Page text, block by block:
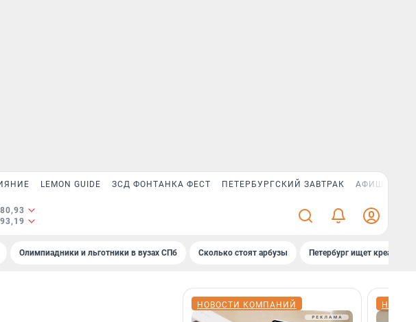
LEMON GUIDE ЗСД ФОНТАНКА ФЕСТ ПЕТЕРБУРГСКИЙ ЗАВТРАК АФИША PLUS
93,19
Олимпиадники и льготники в вузах СПб Сколько стоят арбузы Петербург ищет креатив
НОВОСТИ КОМПАНИЙ